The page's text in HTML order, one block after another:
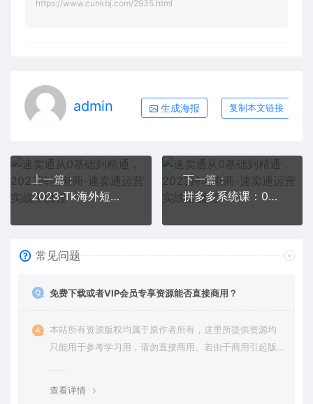
https://www.cunkbj.com/2935.html
admin 生成海报 复制本文链接
上一篇：
2023-Tk海外短视频带货-实操陪跑营，从小白快速变身优质的带货达人
下一篇：
拼多多系统课：0基础起店+当下最牛的低价起量玩法+简单粗暴的动销玩法
常见问题
免费下载或者VIP会员专享资源能否直接商用？
本站所有资源版权均属于原作者所有，这里所提供资源均
只能用于参考学习用，请勿直接商用。若由于商用引起版
查看详情